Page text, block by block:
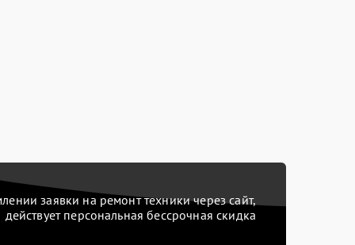
заявки на ремонт техники через сайт,
действует персональная бессрочная скидка